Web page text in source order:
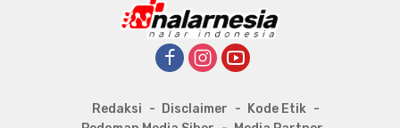
Redaksi Disclaimer
Kode Etik